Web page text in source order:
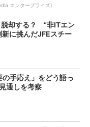
エンタープライズ)
脱却する？ “非ITエン
に挑んだJFEスチー
手応え」をどう語っ
通しを考察